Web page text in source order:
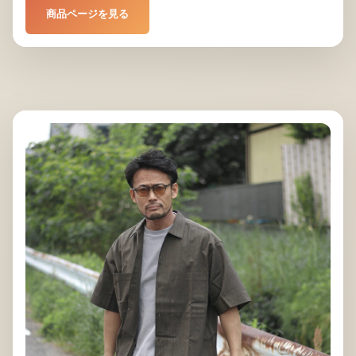
商品ページを見る